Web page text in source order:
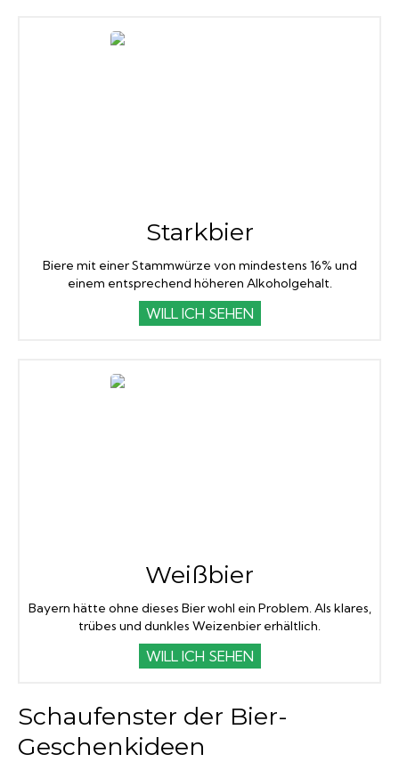
Starkbier
Biere mit einer Stammwürze von mindestens 16% und
einem entsprechend höheren Alkoholgehalt.
WILL ICH SEHEN
Weißbier
Bayern hätte ohne dieses Bier wohl ein Problem. Als klares,
trübes und dunkles Weizenbier erhältlich.
WILL ICH SEHEN
Schaufenster der Bier-
Geschenkideen